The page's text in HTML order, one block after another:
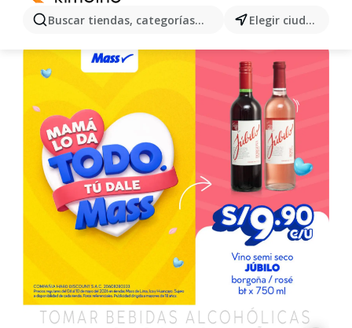
Buscar tiendas, categorías, productos... Elegir ciudad